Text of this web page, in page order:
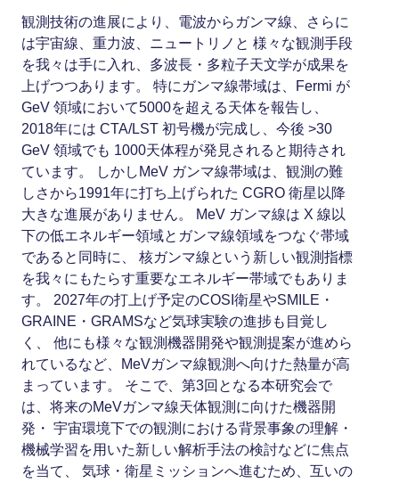
観測技術の進展により、電波からガンマ線、さらに
は宇宙線、重力波、ニュートリノと 様々な観測手段
を我々は手に入れ、多波長・多粒子天文学が成果を
上げつつあります。 特にガンマ線帯域は、Fermi が
GeV 領域において5000を超える天体を報告し、
2018年には CTA/LST 初号機が完成し、今後 >30
GeV 領域でも 1000天体程が発見されると期待され
ています。 しかしMeV ガンマ線帯域は、観測の難
しさから1991年に打ち上げられた CGRO 衛星以降
大きな進展がありません。 MeV ガンマ線は X 線以
下の低エネルギー領域とガンマ線領域をつなぐ帯域
であると同時に、 核ガンマ線という新しい観測指標
を我々にもたらす重要なエネルギー帯域でもありま
す。 2027年の打上げ予定のCOSI衛星やSMILE・
GRAINE・GRAMSなど気球実験の進捗も目覚し
く、 他にも様々な観測機器開発や観測提案が進めら
れているなど、MeVガンマ線観測へ向けた熱量が高
まっています。 そこで、第3回となる本研究会で
は、将来のMeVガンマ線天体観測に向けた機器開
発・ 宇宙環境下での観測における背景事象の理解・
機械学習を用いた新しい解析手法の検討などに焦点
を当て、 気球・衛星ミッションへ進むため、互いの